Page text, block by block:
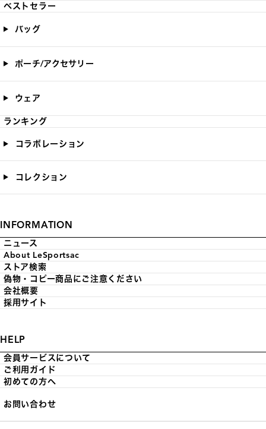
ベストセラー
バッグ
ポーチ/アクセサリー
ウェア
ランキング
コラボレーション
コレクション
INFORMATION
ニュース
About LeSportsac
ストア検索
偽物・コピー商品にご注意ください
会社概要
採用サイト
HELP
会員サービスについて
ご利用ガイド
初めての方へ
お問い合わせ